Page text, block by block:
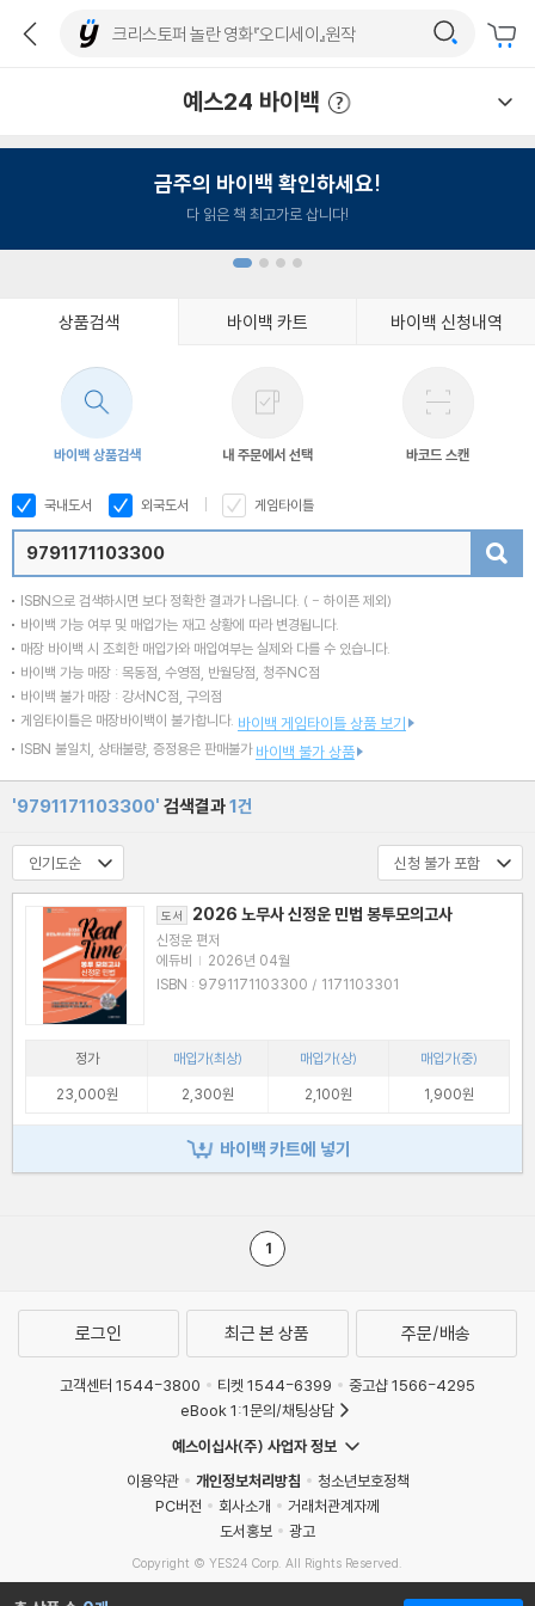
예스24 바이백
금주의 바이백 확인하세요!
다 읽은 책 최고가로 삽니다!
상품검색 바이백 카트 바이백 신청내역
바이백 상품검색 내 주문에서 선택 바코드 스캔
국내도서 외국도서 게임타이틀
ISBN으로 검색하시면 보다 정확한 결과가 나옵니다. ( - 하이픈 제외)
바이백 가능 여부 및 매입가는 재고 상황에 따라 변경됩니다.
매장 바이백 시 조회한 매입가와 매입여부는 실제와 다를 수 있습니다.
바이백 가능 매장 : 목동점, 수영점, 반월당점, 청주NC점
바이백 불가 매장 : 강서NC점, 구의점
게임타이틀은 매장바이백이 불가합니다. 바이백 게임타이틀 상품 보기
ISBN 불일치, 상태불량, 증정용은 판매불가 바이백 불가 상품
'9791171103300' 검색결과1건
도서 2026 노무사 신정운 민법 봉투모의고사
신정운 편저
에듀비 | 2026년 04월
ISBN : 9791171103300 / 1171103301
정가 매입가(최상) 매입가(상)
매입가(중)
23,000원
2,300원 2,100원 1,900원
바이백 카트에 넣기
1
로그인 최근 본 상품 주문/배송
고객센터 1544-3800 티켓 1544-6399
중고샵 1566-4295
eBook 1:1문의/채팅상담
예스이십사(주) 사업자 정보
이용약관
개인정보처리방침
청소년보호정책
PC버전
회사소개
거래처관계자께
도서홍보
광고
Copyright © YES24 Corp. All Rights Reserved.
MATOM6